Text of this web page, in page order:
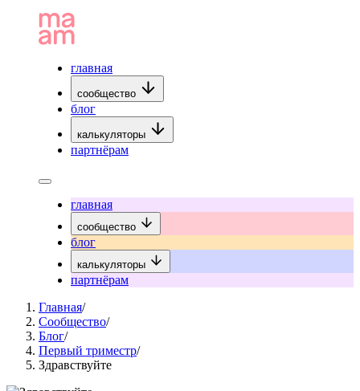
главная
сообщество
блог
калькуляторы
партнёрам
главная
сообщество
блог
калькуляторы
партнёрам
Главная/
Сообщество/
Блог/
Первый триместр/
Здравствуйте